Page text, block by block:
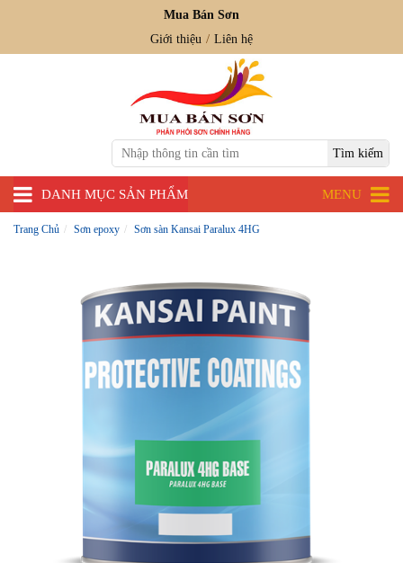
Mua Bán Sơn
Giới thiệu
Liên hệ
DANH MỤC SẢN PHẨM MENU
Trang Chủ Sơn epoxy Sơn sàn Kansai Paralux 4HG